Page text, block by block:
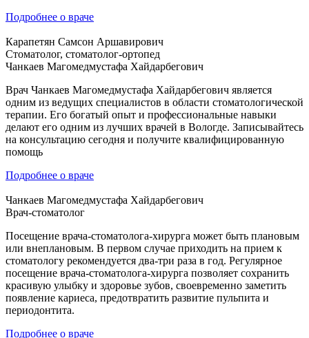
Подробнее о враче
Карапетян Самсон Аршавирович
Стоматолог, стоматолог-ортопед
Чанкаев Магомедмустафа Хайдарбегович
Врач Чанкаев Магомедмустафа Хайдарбегович является
одним из ведущих специалистов в области стоматологической
терапии. Его богатый опыт и профессиональные навыки
делают его одним из лучших врачей в Вологде. Записывайтесь
на консультацию сегодня и получите квалифицированную
помощь
Подробнее о враче
Чанкаев Магомедмустафа Хайдарбегович
Врач-стоматолог
Посещение врача-стоматолога-хирурга может быть плановым
или внеплановым. В первом случае приходить на прием к
стоматологу рекомендуется два-три раза в год. Регулярное
посещение врача-стоматолога-хирурга позволяет сохранить
красивую улыбку и здоровье зубов, своевременно заметить
появление кариеса, предотвратить развитие пульпита и
периодонтита.
Подробнее о враче